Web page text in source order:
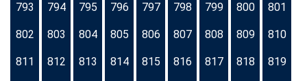
793 794 795 796 797 798 799 800 801
802 803 804 805 806 807 808 809 810
811 812 813 814 815 816 817 818 819